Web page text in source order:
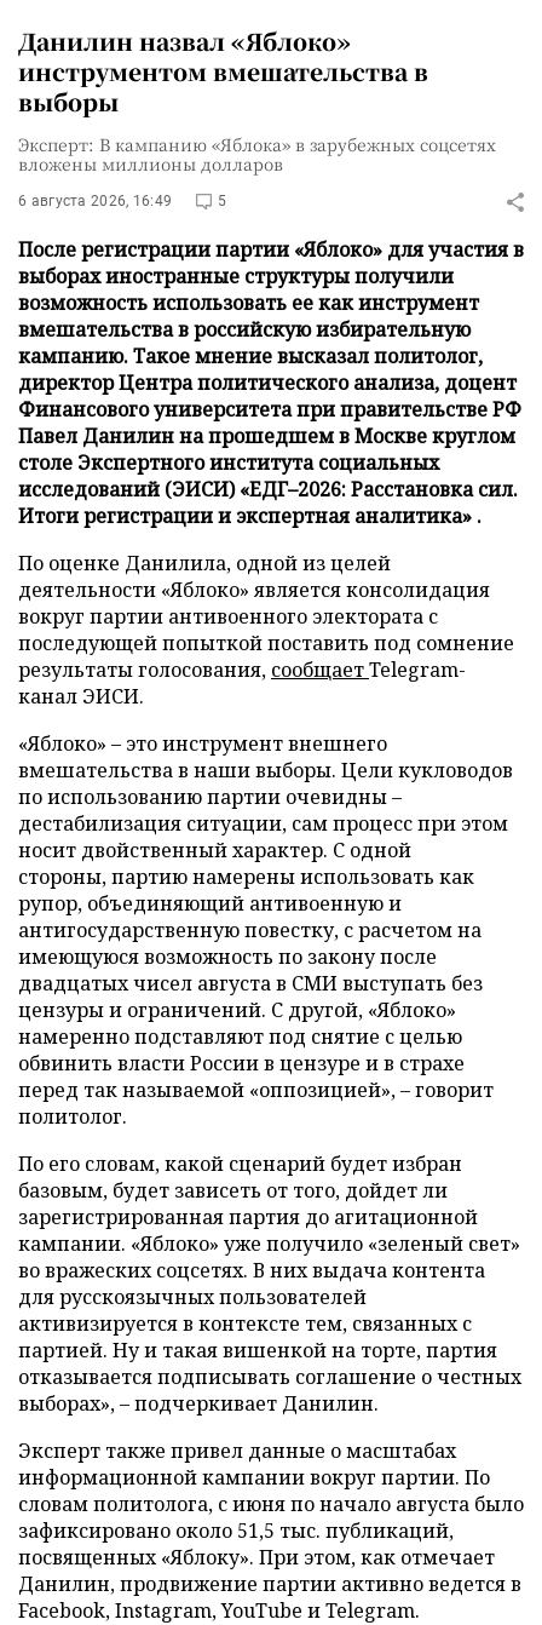
Данилин назвал «Яблоко»
инструментом вмешательства в
выборы
Эксперт: В кампанию «Яблока» в зарубежных соцсетях
вложены миллионы долларов
6 августа 2026, 16:49 5
После регистрации партии «Яблоко» для участия в
выборах иностранные структуры получили
возможность использовать ее как инструмент
вмешательства в российскую избирательную
кампанию. Такое мнение высказал политолог,
директор Центра политического анализа, доцент
Финансового университета при правительстве РФ
Павел Данилин на прошедшем в Москве круглом
столе Экспертного института социальных
исследований (ЭИСИ) «ЕДГ–2026: Расстановка сил.
Итоги регистрации и экспертная аналитика» .
По оценке Данилила, одной из целей
деятельности «Яблоко» является консолидация
вокруг партии антивоенного электората с
последующей попыткой поставить под сомнение
результаты голосования, сообщаетTelegram-
канал ЭИСИ.
«Яблоко» – это инструмент внешнего
вмешательства в наши выборы. Цели кукловодов
по использованию партии очевидны –
дестабилизация ситуации, сам процесс при этом
носит двойственный характер. С одной
стороны, партию намерены использовать как
рупор, объединяющий антивоенную и
антигосударственную повестку, с расчетом на
имеющуюся возможность по закону после
двадцатых чисел августа в СМИ выступать без
цензуры и ограничений. С другой, «Яблоко»
намеренно подставляют под снятие с целью
обвинить власти России в цензуре и в страхе
перед так называемой «оппозицией», – говорит
политолог.
По его словам, какой сценарий будет избран
базовым, будет зависеть от того, дойдет ли
зарегистрированная партия до агитационной
кампании. «Яблоко» уже получило «зеленый свет»
во вражеских соцсетях. В них выдача контента
для русскоязычных пользователей
активизируется в контексте тем, связанных с
партией. Ну и такая вишенкой на торте, партия
отказывается подписывать соглашение о честных
выборах», – подчеркивает Данилин.
Эксперт также привел данные о масштабах
информационной кампании вокруг партии. По
словам политолога, с июня по начало августа было
зафиксировано около 51,5 тыс. публикаций,
посвященных «Яблоку». При этом, как отмечает
Данилин, продвижение партии активно ведется в
Facebook, Instagram, YouTube и Telegram.